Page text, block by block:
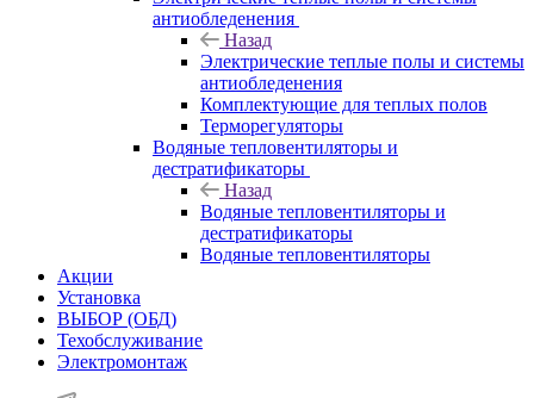
антиобледенения
Назад
Электрические теплые полы и системы
антиобледенения
Комплектующие для теплых полов
Терморегуляторы
Водяные тепловентиляторы и
дестратификаторы
Назад
Водяные тепловентиляторы и
дестратификаторы
Водяные тепловентиляторы
Акции
Установка
ВЫБОР (ОБД)
Техобслуживание
Электромонтаж